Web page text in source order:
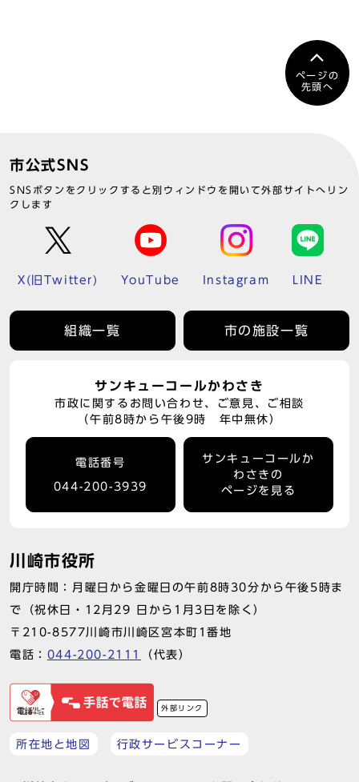
ページの
先頭へ
市公式SNS
SNSボタンをクリックすると別ウィンドウを開いて外部サイトへリン
クします
X(旧Twitter) YouTube Instagram LINE
組織一覧 市の施設一覧
サンキューコールかわさき
市政に関するお問い合わせ、ご意見、ご相談
（午前8時から午後9時 年中無休）
電話番号
044-200-3939
サンキューコールか
わさきの
ページを見る
川崎市役所
開庁時間：月曜日から金曜日の午前8時30分から午後5時ま
で（祝休日・12月29 日から1月3日を除く）
〒210-8577川崎市川崎区宮本町1番地
電話： 044-200-2111 （代表）
外部リンク
所在地と地図 行政サービスコーナー